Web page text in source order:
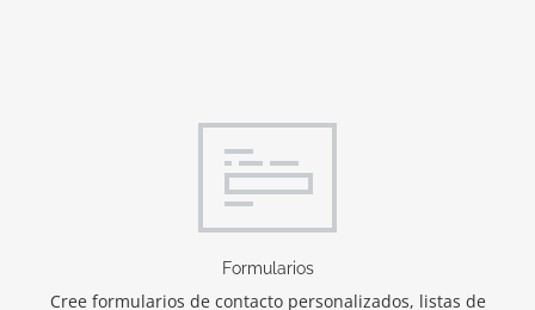
Formularios
Cree formularios de contacto personalizados, listas de